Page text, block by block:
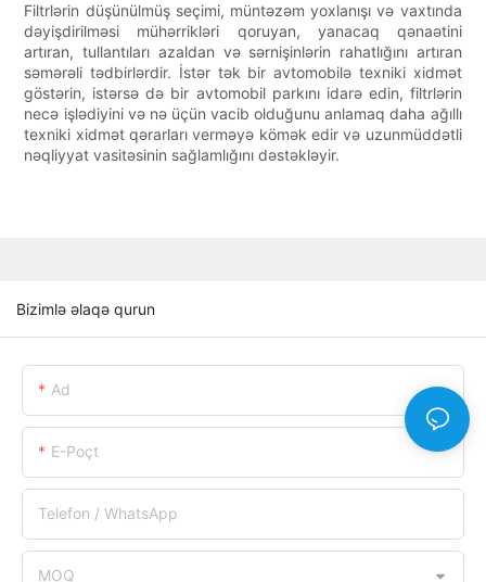
Filtrlərin düşünülmüş seçimi, müntəzəm yoxlanışı və vaxtında
dəyişdirilməsi mühərrikləri qoruyan, yanacaq qənaətini
artıran, tullantıları azaldan və sərnişinlərin rahatlığını artıran
səmərəli tədbirlərdir. İstər tək bir avtomobilə texniki xidmət
göstərin, istərsə də bir avtomobil parkını idarə edin, filtrlərin
necə işlədiyini və nə üçün vacib olduğunu anlamaq daha ağıllı
texniki xidmət qərarları verməyə kömək edir və uzunmüddətli
nəqliyyat vasitəsinin sağlamlığını dəstəkləyir.
Bizimlə əlaqə qurun
Ad
E-Poçt
Telefon / WhatsApp
MOQ